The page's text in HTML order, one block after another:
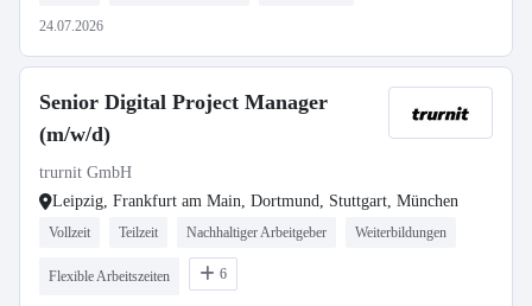
24.07.2026
Senior Digital Project Manager
(m/w/d)
trurnit GmbH
Leipzig, Frankfurt am Main, Dortmund, Stuttgart, München
Vollzeit Teilzeit Nachhaltiger Arbeitgeber Weiterbildungen
Flexible Arbeitszeiten 6